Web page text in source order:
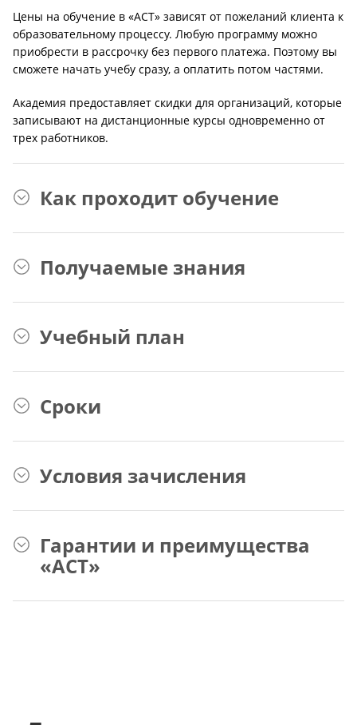
Цены на обучение в «АСТ» зависят от пожеланий клиента к
образовательному процессу. Любую программу можно
приобрести в рассрочку без первого платежа. Поэтому вы
сможете начать учебу сразу, а оплатить потом частями.
Академия предоставляет скидки для организаций, которые
записывают на дистанционные курсы одновременно от
трех работников.
Как проходит обучение
Получаемые знания
Учебный план
Сроки
Условия зачисления
Гарантии и преимущества
«АСТ»